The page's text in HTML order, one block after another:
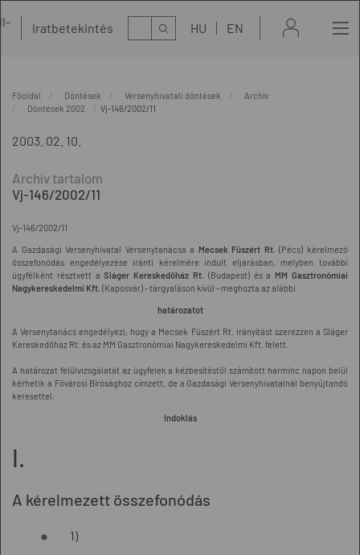
Iratbetekintés Kereső HU EN
Főoldal Döntések Versenyhivatali döntések
Archív
Döntések 2002
Vj-146/2002/11
2003. 02. 10.
Vj-146/2002/11
Vj-146/2002/11
A Gazdasági Versenyhivatal Versenytanácsa a Mecsek Füszért Rt. (Pécs) kérelmező
összefonódás engedélyezése iránti kérelmére indult eljárásban, melyben további
ügyfélként résztvett aSláger Kereskedőház Rt. (Budapest) és a MM Gasztronómiai
Nagykereskedelmi Kft. (Kaposvár) - tárgyaláson kívül - meghozta az alábbi
határozatot
A Versenytanács engedélyezi, hogy a Mecsek Füszért Rt. irányítást szerezzen a Sláger
Kereskedőház Rt. és az MM Gasztronómiai Nagykereskedelmi Kft. felett.
A határozat felülvizsgálatát az ügyfelek a kézbesítéstől számított harminc napon belül
kérhetik a Fővárosi Bírósághoz címzett, de a Gazdasági Versenyhivatalnál benyújtandó
keresettel.
Indoklás
I.
A kérelmezett összefonódás
1)